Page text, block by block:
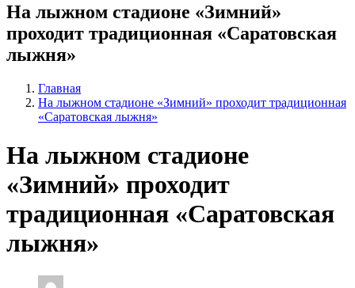
На лыжном стадионе «Зимний»
проходит традиционная «Саратовская
лыжня»
Главная
На лыжном стадионе «Зимний» проходит традиционная
«Саратовская лыжня»
На лыжном стадионе
«Зимний» проходит
традиционная «Саратовская
лыжня»